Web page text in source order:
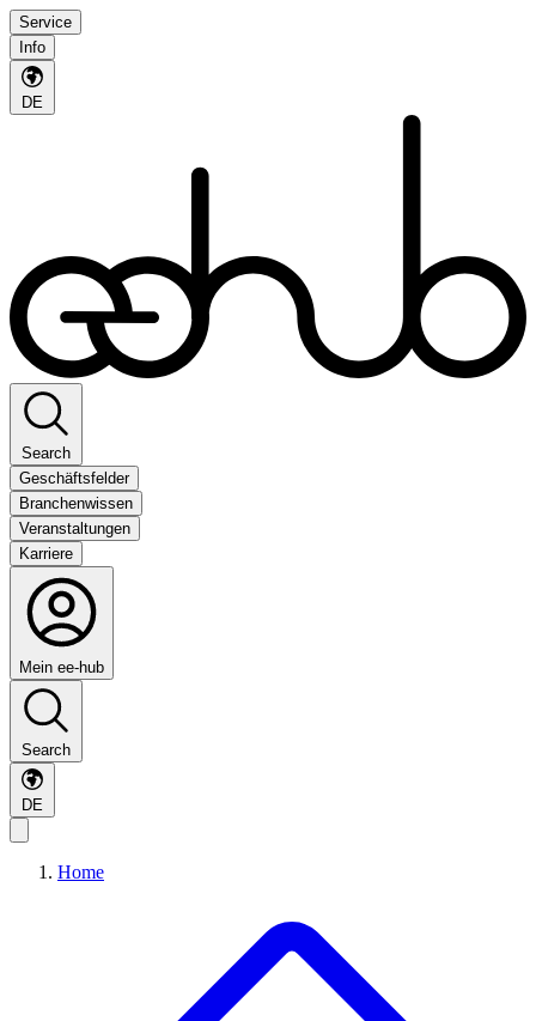
Service
Info
DE
Search
Geschäftsfelder
Branchenwissen
Veranstaltungen
Karriere
Mein ee-hub
Search
DE
Home